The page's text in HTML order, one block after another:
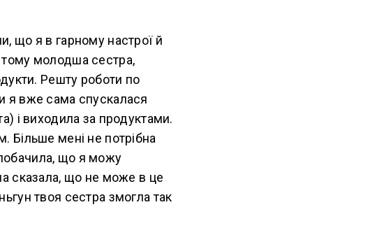
що я в гарному настрої й
молодша сестра,
Решту роботи по
я вже сама спускалася
і виходила за продуктами.
Більше мені не потрібна
що я можу
сказала, що не може в це
твоя сестра змогла так